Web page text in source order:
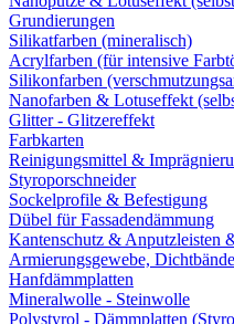
Grundierungen
Silikatfarben (mineralisch)
Acrylfarben (für intensive
Silikonfarben
Nanofarben & Lotuseffekt
Glitter - Glitzereffekt
Farbkarten
Reinigungsmittel &
Styroporschneider
Sockelprofile & Befestigung
Dübel für Fassadendämmung
Kantenschutz & Anputzleisten
Armierungsgewebe,
Hanfdämmplatten
Mineralwolle - Steinwolle
Polystyrol - Dämmplatten